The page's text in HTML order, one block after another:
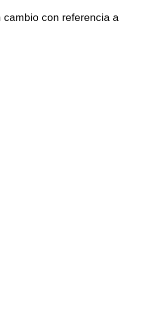
con referencia a